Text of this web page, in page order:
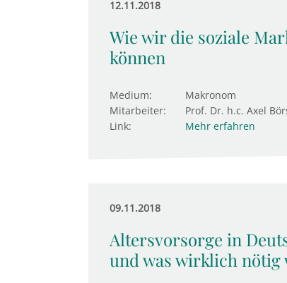
12.11.2018
Wie wir die soziale
können
Medium:
Makronom
Mitarbeiter:
Prof. Dr. h.c. Axel
Link:
Mehr erfahren
09.11.2018
Altersvorsorge in
und was wirklich nötig